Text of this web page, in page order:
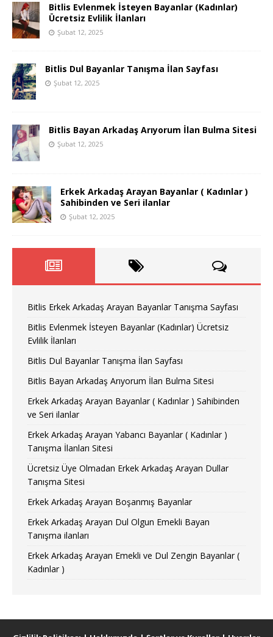
Bitlis Evlenmek İsteyen Bayanlar (Kadınlar)
Ücretsiz Evlilik İlanları
Şubat 12, 2025
Bitlis Dul Bayanlar Tanışma İlan Sayfası
Şubat 12, 2025
Bitlis Bayan Arkadaş Arıyorum İlan Bulma Sitesi
Şubat 12, 2025
Erkek Arkadaş Arayan Bayanlar ( Kadınlar )
Sahibinden ve Seri ilanlar
Şubat 12, 2025
Bitlis Erkek Arkadaş Arayan Bayanlar Tanışma Sayfası
Bitlis Evlenmek İsteyen Bayanlar (Kadınlar) Ücretsiz
Evlilik İlanları
Bitlis Dul Bayanlar Tanışma İlan Sayfası
Bitlis Bayan Arkadaş Arıyorum İlan Bulma Sitesi
Erkek Arkadaş Arayan Bayanlar ( Kadınlar ) Sahibinden
ve Seri ilanlar
Erkek Arkadaş Arayan Yabancı Bayanlar ( Kadınlar )
Tanışma İlanları Sitesi
Ücretsiz Üye Olmadan Erkek Arkadaş Arayan Dullar
Tanışma Sitesi
Erkek Arkadaş Arayan Boşanmış Bayanlar
Erkek Arkadaş Arayan Dul Olgun Emekli Bayan
Tanışma ilanları
Erkek Arkadaş Arayan Emekli ve Dul Zengin Bayanlar (
Kadınlar )